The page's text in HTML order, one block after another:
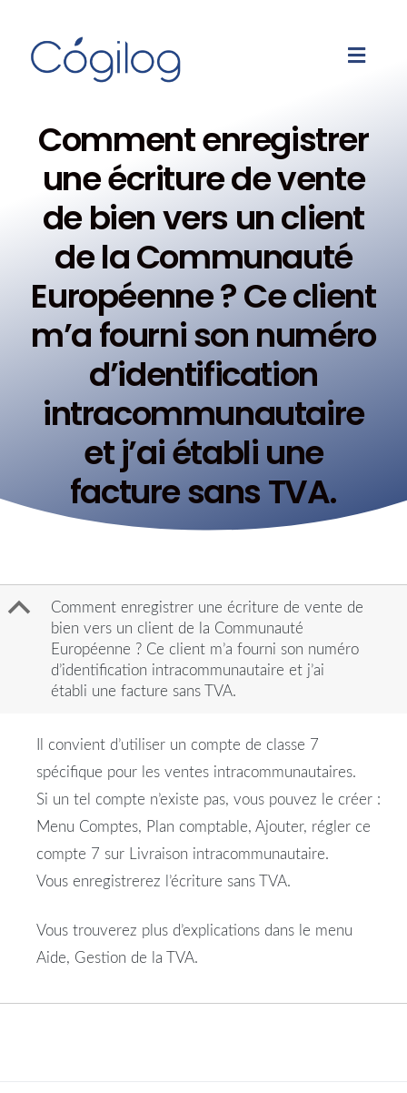
Comment enregistrer
une écriture de vente
de bien vers un client
de la Communauté
Européenne ? Ce client
m’a fourni son numéro
d’identification
intracommunautaire
et j’ai établi une
facture sans TVA.
B
Comment enregistrer une écriture de vente de
bien vers un client de la Communauté
Européenne ? Ce client m’a fourni son numéro
d’identification intracommunautaire et j’ai
établi une facture sans TVA.
Il convient d’utiliser un compte de classe 7
spécifique pour les ventes intracommunautaires.
Si un tel compte n’existe pas, vous pouvez le créer :
Menu Comptes, Plan comptable, Ajouter, régler ce
compte 7 sur Livraison intracommunautaire.
Vous enregistrerez l’écriture sans TVA.
Vous trouverez plus d’explications dans le menu
Aide, Gestion de la TVA.